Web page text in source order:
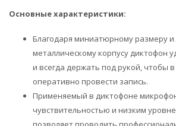
Основные характеристики:
Благодаря миниатюрному размеру и
металлическому корпусу диктофон
и всегда держать под рукой, чтобы
оперативно провести запись.
Применяемый в диктофоне
чувствительностью и низким